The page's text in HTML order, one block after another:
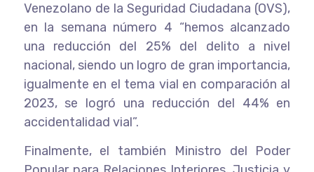
Venezolano de la Seguridad Ciudadana (OVS),
en la semana número 4 “hemos alcanzado
una reducción del 25% del delito a nivel
nacional, siendo un logro de gran importancia,
igualmente en el tema vial en comparación al
2023, se logró una reducción del 44% en
accidentalidad vial”.
Finalmente, el también Ministro del Poder